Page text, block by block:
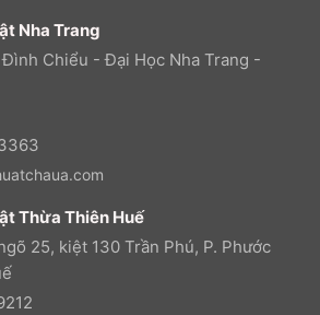
Nha Trang
Chiểu - Đại Học Nha Trang -
Thừa Thiên Huế
25, kiệt 130 Trần Phú, P. Phước